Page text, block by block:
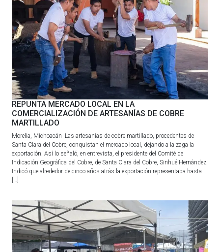
REPUNTA MERCADO LOCAL EN LA
COMERCIALIZACIÓN DE ARTESANÍAS DE COBRE
MARTILLADO
Morelia, Michoacán Las artesanías de cobre martillado, procedentes de
Santa Clara del Cobre, conquistan el mercado local, dejando a la zaga la
exportación. Así lo señaló, en entrevista, el presidente del Comité de
Indicación Geográfica del Cobre, de Santa Clara del Cobre, Sinhué Hernández.
Indicó que alrededor de cinco años atrás la exportación representaba hasta